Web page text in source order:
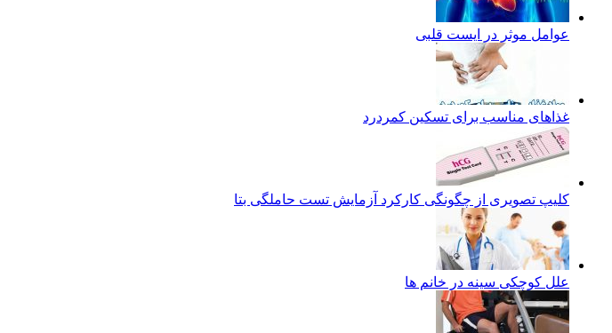
عوامل موثر در ایست قلبی
غذاهای مناسب برای تسکین کمردرد
کلیپ تصویری از چگونگی کارکرد آزمایش تست حاملگی بتا
علل کوچکی سینه در خانم ها